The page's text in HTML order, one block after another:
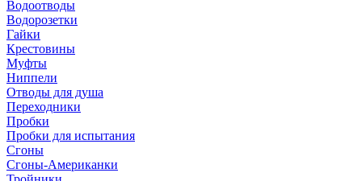
Водоотводы
Водорозетки
Гайки
Крестовины
Муфты
Ниппели
Отводы для душа
Переходники
Пробки
Пробки для испытания
Сгоны
Сгоны-Американки